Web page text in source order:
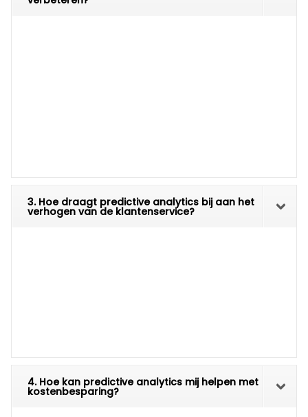
3. Hoe draagt predictive analytics bij aan het
verhogen van de klantenservice?
4. Hoe kan predictive analytics mij helpen met
kostenbesparing?